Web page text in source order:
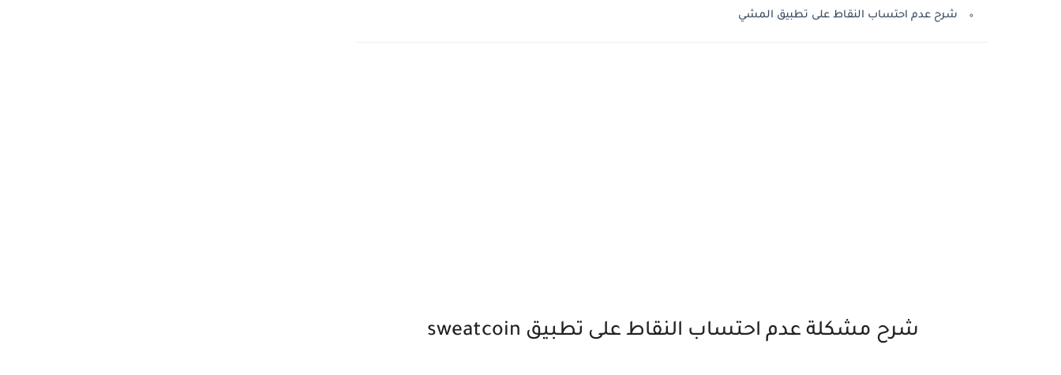
شرح عدم احتساب النقاط على تطبيق المشي
شرح مشكلة عدم احتساب النقاط على تطبيق sweatcoin